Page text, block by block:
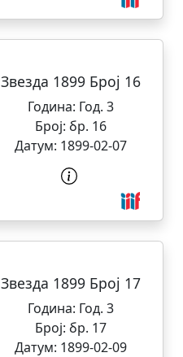
Звезда 1899 Број 16
Година: Год. 3
Број: бр. 16
Датум: 1899-02-07
Звезда 1899 Број 17
Година: Год. 3
Број: бр. 17
Датум: 1899-02-09